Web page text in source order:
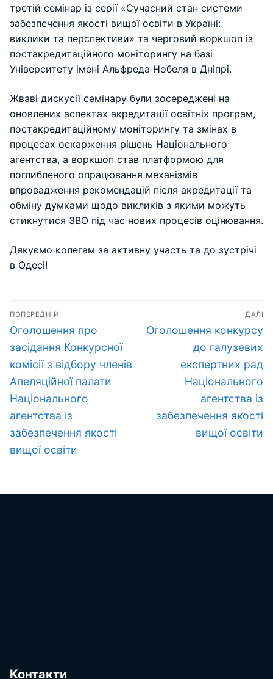
третій семінар із серії «Сучасний стан системи
забезпечення якості вищої освіти в Україні:
виклики та перспективи» та черговий воркшоп із
постакредитаційного моніторингу на базі
Університету імені Альфреда Нобеля в Дніпрі.
Жваві дискусії семінару були зосереджені на
оновлених аспектах акредитації освітніх програм,
постакредитаційному моніторингу та змінах в
процесах оскарження рішень Національного
агентства, а воркшоп став платформою для
поглибленого опрацювання механізмів
впровадження рекомендацій після акредитації та
обміну думками щодо викликів з якими можуть
стикнутися ЗВО під час нових процесів оцінювання.
Дякуємо колегам за активну участь та до зустрічі
в Одесі!
Навігація
записів
ПОПЕРЕДНІЙ
Попередній
запис:
Оголошення про
засідання Конкурсної
комісії з відбору членів
Апеляційної палати
Національного
агентства із
забезпечення якості
вищої освіти
ДАЛІ
Наступний
Оголошення конкурсу
до галузевих
експертних рад
Національного
агентства із
забезпечення якості
вищої освіти
Контакти